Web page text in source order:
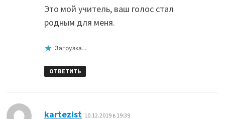
Это мой учитель, ваш голос стал
родным для меня.
Загрузка...
ОТВЕТИТЬ
kartezist 10.12.2019 в 19:39